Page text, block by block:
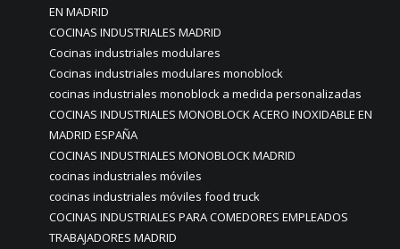
EN MADRID
COCINAS INDUSTRIALES MADRID
Cocinas industriales modulares
Cocinas industriales modulares monoblock
cocinas industriales monoblock a medida personalizadas
COCINAS INDUSTRIALES MONOBLOCK ACERO INOXIDABLE EN
MADRID ESPAÑA
COCINAS INDUSTRIALES MONOBLOCK MADRID
cocinas industriales móviles
cocinas industriales móviles food truck
COCINAS INDUSTRIALES PARA COMEDORES EMPLEADOS
TRABAJADORES MADRID